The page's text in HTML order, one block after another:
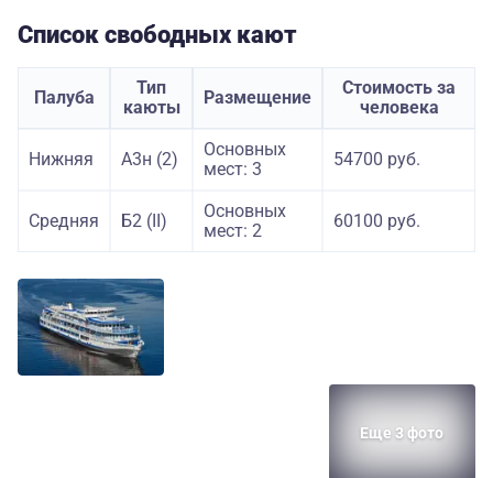
Список свободных кают
Палуба
Тип
каюты
Размещение
Стоимость за
человека
Нижняя А3н (2)
Основных
мест: 3
54700 руб.
Средняя Б2 (II)
Основных
мест: 2
60100 руб.
Еще 3 фото